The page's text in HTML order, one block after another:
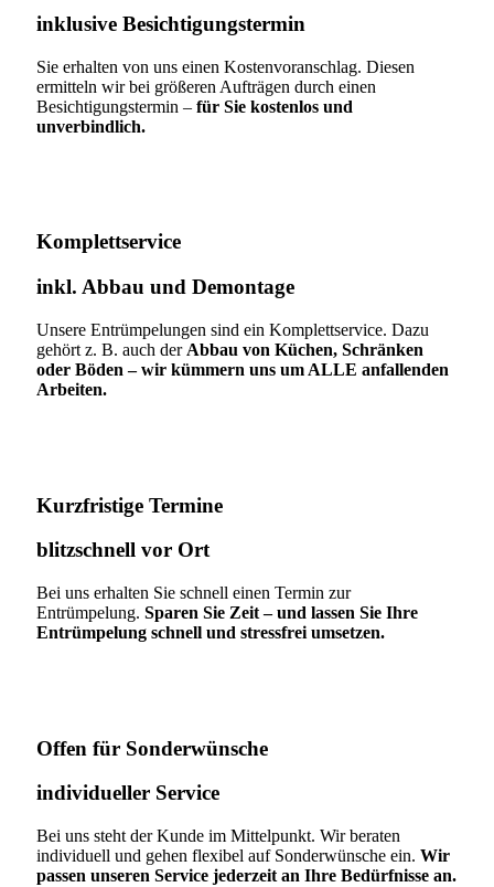
inklusive Besichtigungstermin
Sie erhalten von uns einen Kostenvoranschlag. Diesen
ermitteln wir bei größeren Aufträgen durch einen
Besichtigungstermin – für Sie kostenlos und
unverbindlich.
Komplettservice​
inkl. Abbau und Demontage​
Unsere Entrümpelungen sind ein Komplettservice. Dazu
gehört z. B. auch der Abbau von Küchen, Schränken
oder Böden – wir kümmern uns um ALLE anfallenden
Arbeiten.
Kurzfristige Termine​
blitzschnell vor Ort
Bei uns erhalten Sie schnell einen Termin zur
Entrümpelung. Sparen Sie Zeit – und lassen Sie Ihre
Entrümpelung schnell und stressfrei umsetzen.
Offen für Sonderwünsche​
individueller Service
Bei uns steht der Kunde im Mittelpunkt. Wir beraten
individuell und gehen flexibel auf Sonderwünsche ein. Wir
passen unseren Service jederzeit an Ihre Bedürfnisse an.